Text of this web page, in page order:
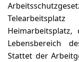
Lebensbereich
Stattet der